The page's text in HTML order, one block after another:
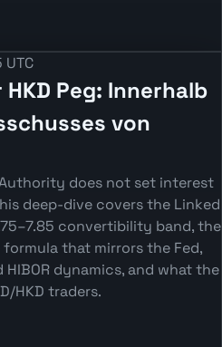
UTC
HKD Peg: Innerhalb
von
does not set interest
deep-dive covers the Linked
convertibility band, the
that mirrors the Fed,
dynamics, and what the
HKD traders.